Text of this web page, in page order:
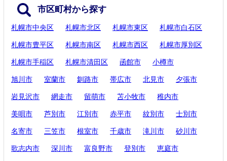
市区町村から探す
札幌市中央区 札幌市北区 札幌市東区 札幌市白石区
札幌市豊平区 札幌市南区 札幌市西区 札幌市厚別区
札幌市手稲区 札幌市清田区 函館市 小樽市
旭川市 室蘭市 釧路市 帯広市 北見市 夕張市
岩見沢市 網走市 留萌市 苫小牧市 稚内市
美唄市 芦別市 江別市 赤平市 紋別市 士別市
名寄市 三笠市 根室市 千歳市 滝川市 砂川市
歌志内市 深川市 富良野市 登別市 恵庭市